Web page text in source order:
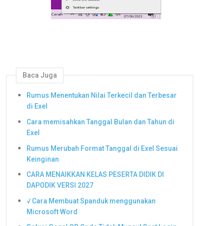
Baca Juga
Rumus Menentukan Nilai Terkecil dan Terbesar
di Exel
Cara memisahkan Tanggal Bulan dan Tahun di
Exel
Rumus Merubah Format Tanggal di Exel Sesuai
Keinginan
CARA MENAIKKAN KELAS PESERTA DIDIK DI
DAPODIK VERSI 2027
√ Cara Membuat Spanduk menggunakan
Microsoft Word